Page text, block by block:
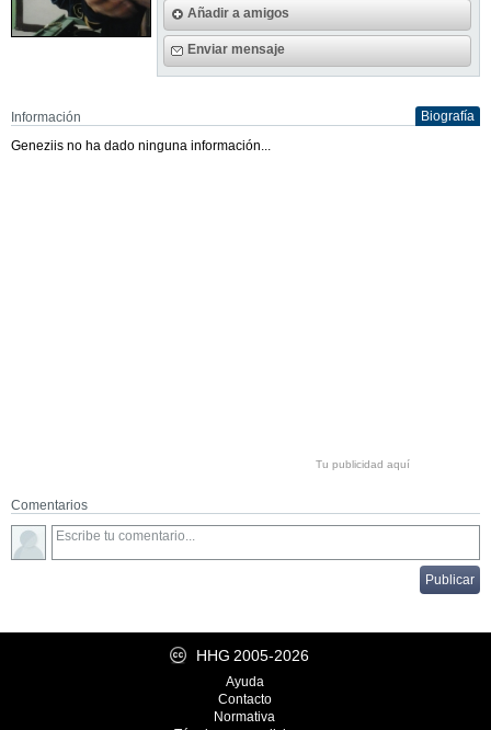
Añadir a amigos
Enviar mensaje
Información
Biografía
Geneziis no ha dado ninguna información...
Tu publicidad aquí
Comentarios
HHG 2005-2026
Ayuda
Contacto
Normativa